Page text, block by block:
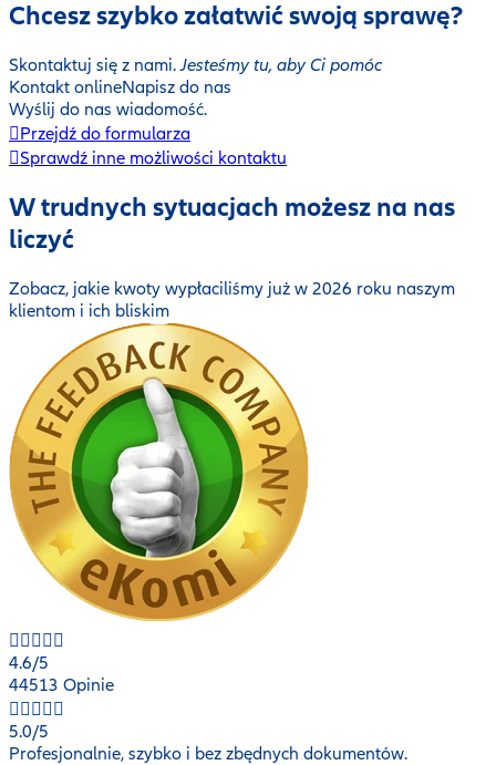
Chcesz szybko załatwić swoją sprawę?
Skontaktuj się z nami.Jesteśmy tu, aby Ci pomóc
Kontakt onlineNapisz do nas
Wyślij do nas wiadomość.
Przejdź do formularza
Sprawdź inne możliwości kontaktu
W trudnych sytuacjach możesz na nas
liczyć
Zobacz, jakie kwoty wypłaciliśmy już w 2026 roku naszym
klientom i ich bliskim
4.6/5
44513 Opinie
5.0/5
Profesjonalnie, szybko i bez zbędnych dokumentów.